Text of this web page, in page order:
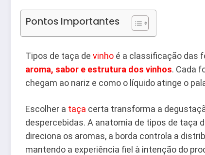
Pontos Importantes
Tipos de taça de vinho é a classificação das
aroma, sabor e estrutura dos vinhos. Cada
chegam ao nariz e como o líquido atinge o
Escolher a taça certa transforma a
despercebidas. A anatomia de tipos de taça
direciona os aromas, a borda controla a
mantendo a experiência fiel à intenção do